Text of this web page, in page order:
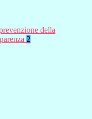
della
2